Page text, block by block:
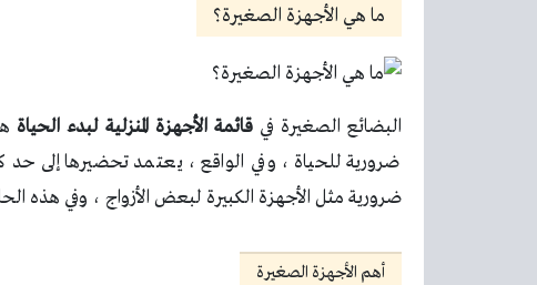
ما هي الأجهزة الصغيرة؟
البضائع الصغيرة في قائمة الأجهزة المنزلية لبدء الحياة
ضرورية للحياة ، وفي الواقع ، يعتمد تحضيرها إلى
ضرورية مثل الأجهزة الكبيرة لبعض الأزواج ، وفي هذه
أهم الأجهزة الصغيرة